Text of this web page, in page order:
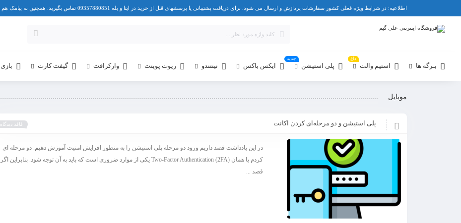
اطلاعیه: در شرایط ویژه فعلی کشور سفارشات پردازش و ارسال می شود. برای دریافت پشتیبانی یا پرسشهای قبل از خرید در ایتا و بله 09357880851 تماس بگیرید. همچنین به پیامک هم پاسخ می دهیم.
بـرگه ها استیم والت
داغ
پلی استیشن
جدید
ایکس باکس نینتندو ریوت پوینت وارکرافت گیفت کارت بازی
موبایل
فاقد دیدگاه پلی استیشن و دو مرحله‌ای کردن اکانت
در این یادداشت قصد داریم ورود دو مرحله پلی استیشن را به منظور افزایش امنیت آموزش دهیم. دو مرحله ای
کردم یا همان Two-Factor Authentication (2FA) یکی از موارد ضروری است که باید به آن توجه شود. بنابراین اگر
قصد ...